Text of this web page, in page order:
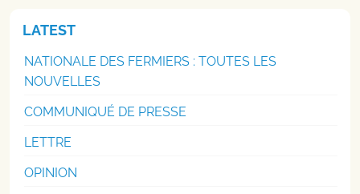
LATEST
NATIONALE DES FERMIERS : TOUTES LES
NOUVELLES
COMMUNIQUÉ DE PRESSE
LETTRE
OPINION